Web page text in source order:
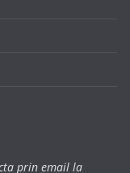
prin email la